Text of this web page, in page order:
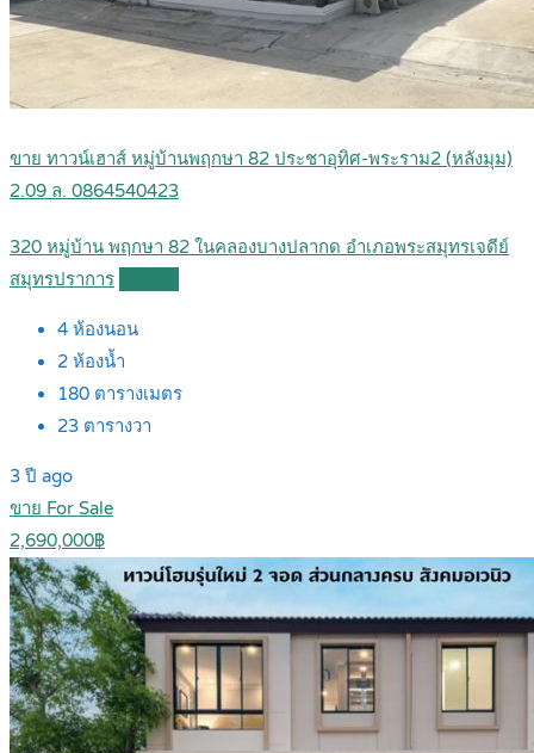
ขาย ทาวน์เฮาส์ หมู่บ้านพฤกษา 82 ประชาอุทิศ-พระราม2 (หลังมุม)
2.09 ล. 0864540423
320 หมู่บ้าน พฤกษา 82 ในคลองบางปลากด อำเภอพระสมุทรเจดีย์
สมุทรปราการ
4 ห้องนอน
2 ห้องน้ำ
180 ตารางเมตร
23 ตารางวา
3 ปี ago
ขาย For Sale
2,690,000฿